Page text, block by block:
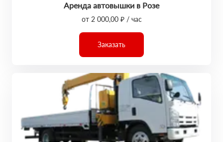
Аренда автовышки в Розе
от 2 000,00 ₽ / час
Заказать